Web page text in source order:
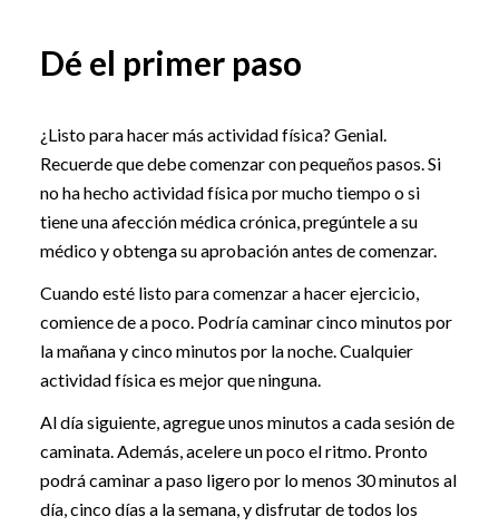
Dé el primer paso
¿Listo para hacer más actividad física? Genial.
Recuerde que debe comenzar con pequeños pasos. Si
no ha hecho actividad física por mucho tiempo o si
tiene una afección médica crónica, pregúntele a su
médico y obtenga su aprobación antes de comenzar.
Cuando esté listo para comenzar a hacer ejercicio,
comience de a poco. Podría caminar cinco minutos por
la mañana y cinco minutos por la noche. Cualquier
actividad física es mejor que ninguna.
Al día siguiente, agregue unos minutos a cada sesión de
caminata. Además, acelere un poco el ritmo. Pronto
podrá caminar a paso ligero por lo menos 30 minutos al
día, cinco días a la semana, y disfrutar de todos los